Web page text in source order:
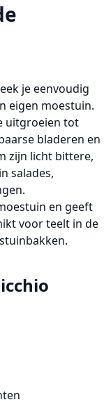
je eenvoudig
eigen moestuin.
uitgroeien tot
bladeren en
zijn licht bittere,
salades,
en geeft
voor teelt in de